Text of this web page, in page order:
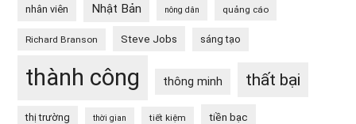
nhân viên Nhật Bản nông dân quảng cáo
Richard Branson Steve Jobs sáng tạo
thành công thông minh thất bại
thị trường thời gian tiết kiệm tiền bạc